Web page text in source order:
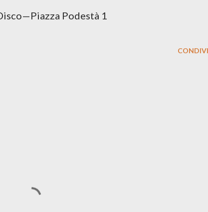
Podestà 1